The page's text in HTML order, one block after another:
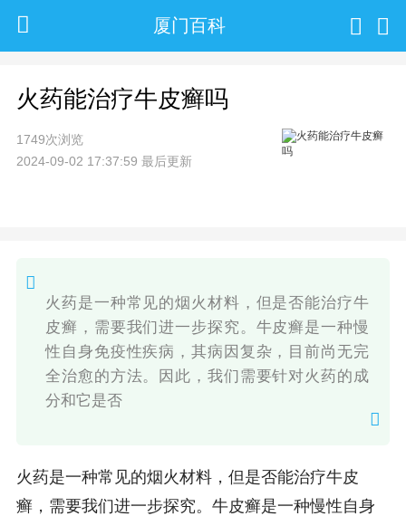
厦门百科
火药能治疗牛皮癣吗
1749次浏览
2024-09-02 17:37:59 最后更新
火药是一种常见的烟火材料，但是否能治疗牛
皮癣，需要我们进一步探究。牛皮癣是一种慢
性自身免疫性疾病，其病因复杂，目前尚无完
全治愈的方法。因此，我们需要针对火药的成
分和它是否
火药是一种常见的烟火材料，但是否能治疗牛皮
癣，需要我们进一步探究。牛皮癣是一种慢性自身